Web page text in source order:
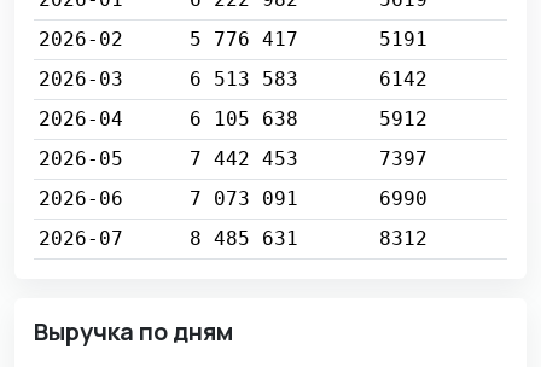
2026-02
5 776 417
5191
2026-03
6 513 583
6142
2026-04
6 105 638
5912
2026-05
7 442 453
7397
2026-06
7 073 091
6990
2026-07
8 485 631 8312
Выручка по дням